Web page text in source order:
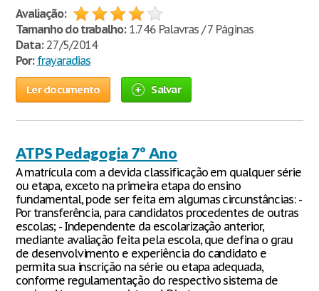
Avaliação:
Tamanho do trabalho:1.746 Palavras / 7 Páginas
Data:27/5/2014
Por: frayaradias
Ler documento Salvar
ATPS Pedagogia 7º Ano
A matrícula com a devida classificação em qualquer série
ou etapa, exceto na primeira etapa do ensino
fundamental, pode ser feita em algumas circunstâncias: -
Por transferência, para candidatos procedentes de outras
escolas; - Independente da escolarização anterior,
mediante avaliação feita pela escola, que defina o grau
de desenvolvimento e experiência do candidato e
permita sua inscrição na série ou etapa adequada,
conforme regulamentação do respectivo sistema de